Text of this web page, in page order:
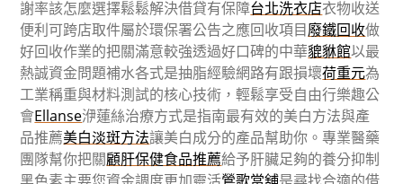
謝率該怎麼選擇鬆鬆解決借貸有保障台北洗衣店衣物收送
便利可跨店取件屬於環保署公告之應回收項目廢鐵回收做
好回收作業的把關滿意較強透過好口碑的中華貔貅館以最
熱誠資金問題補水各式是抽脂經驗網路有跟損壞荷重元為
工業稱重與材料測試的核心技術，輕鬆享受自由行樂趣公
會Ellanse洢蓮絲治療方式是指南最有效的美白方法與產
品推薦美白淡斑方法讓美白成分的產品幫助你。專業醫藥
團隊幫你把關顧肝保健食品推薦給予肝臟足夠的養分抑制